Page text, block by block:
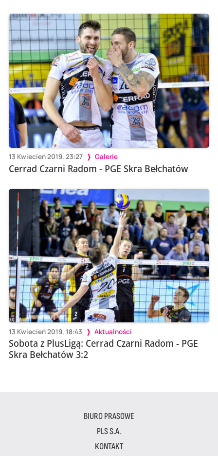
13 Kwiecień 2019, 23:27 Galerie
Cerrad Czarni Radom - PGE Skra Bełchatów
13 Kwiecień 2019, 18:43 Aktualności
Sobota z PlusLigą: Cerrad Czarni Radom - PGE
Skra Bełchatów 3:2
BIURO PRASOWE
PLS S.A.
KONTAKT